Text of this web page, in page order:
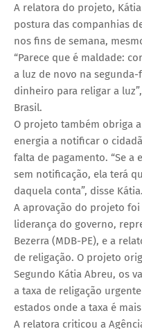
A relatora do projeto,
postura das companhias
nos fins de semana,
“Parece que é maldade:
a luz de novo na
dinheiro para religar a
Brasil.
O projeto também obriga
energia a notificar o
falta de pagamento. “Se a
sem notificação, ela terá
daquela conta”, disse Kátia.
A aprovação do projeto
liderança do governo,
Bezerra (MDB-PE), e a
de religação. O projeto
Segundo Kátia Abreu, os
a taxa de religação
estados onde a taxa é
A relatora criticou a